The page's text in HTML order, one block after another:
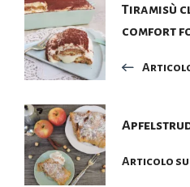
Navigazione
articoli
Tiramisù
comfort
Articolo